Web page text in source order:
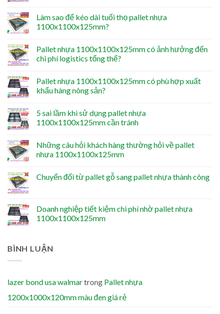
Làm sao để kéo dài tuổi thọ pallet nhựa
1100x1100x125mm?
Pallet nhựa 1100x1100x125mm có ảnh hưởng đến
chi phí logistics tổng thể?
Pallet nhựa 1100x1100x125mm có phù hợp xuất
khẩu hàng nông sản?
5 sai lầm khi sử dụng pallet nhựa
1100x1100x125mm cần tránh
Những câu hỏi khách hàng thường hỏi về pallet
nhựa 1100x1100x125mm
Chuyển đổi từ pallet gỗ sang pallet nhựa thành công
Doanh nghiệp tiết kiệm chi phí nhờ pallet nhựa
1100x1100x125mm
BÌNH LUẬN
lazer bond usa walmartrong Pallet nhựa
1200x1000x120mm màu đen giá rẻ